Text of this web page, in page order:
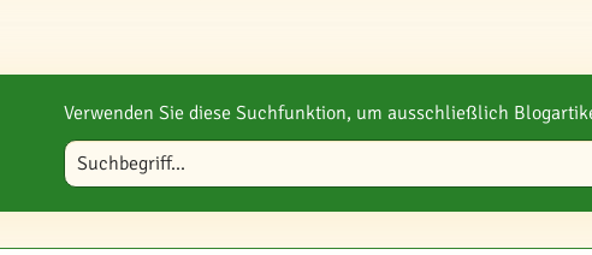
Verwenden Sie diese Suchfunktion, um ausschließlich
Blog durchsuchen